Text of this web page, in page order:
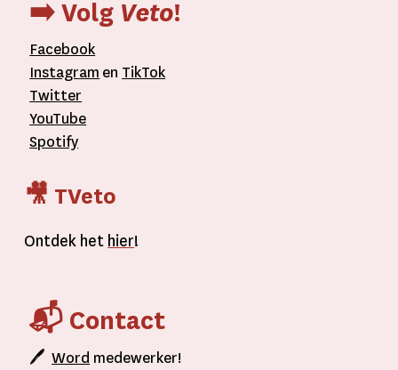
➡️ Volg Veto!
Facebook
Instagram en TikTok
Twitter
YouTube
Spotify
🎥 TVeto
Ontdek het hier!
📬 Contact
🖊Word medewerker!